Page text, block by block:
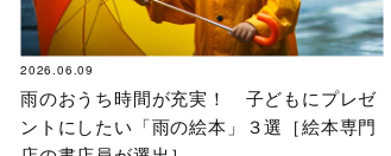
2026.06.09
雨のおうち時間が充実！ 子どもにプレゼ
ントにしたい「雨の絵本」３選［絵本専門